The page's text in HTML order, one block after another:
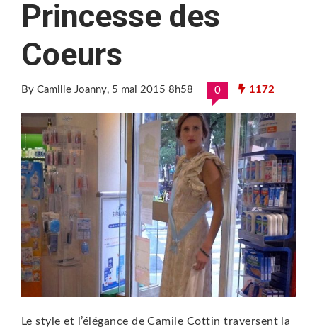
Princesse des
Coeurs
By Camille Joanny, 5 mai 2015 8h58 0 1172
Le style et l’élégance de Camile Cottin traversent la